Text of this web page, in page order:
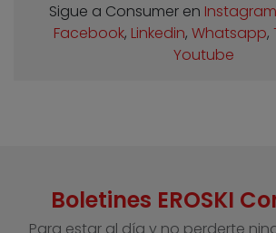
Sigue a Consumer en Instagram
Facebook, Linkedin, Whatsapp,
Youtube
Boletines EROSKI